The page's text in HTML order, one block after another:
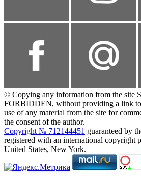
© Copying any information from the site
FORBIDDEN, without providing a link to
use of any material from the site for
the consent of the author.
Copyright № 712144451 guaranteed by
registered with an international copyright
United States, New York.